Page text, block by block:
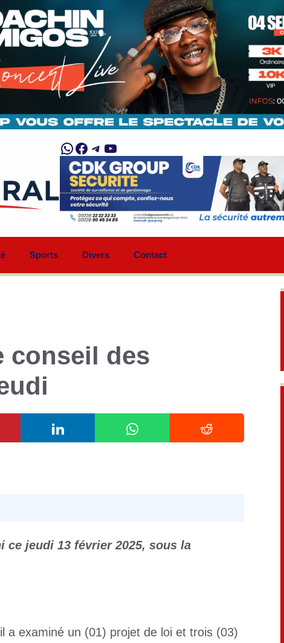
WhatsApp
Facebook
Telegram
YouTube
Sports Divers Contact
conseil des
ce jeudi 13 février 2025, sous la
a examiné un (01) projet de loi et trois (03)